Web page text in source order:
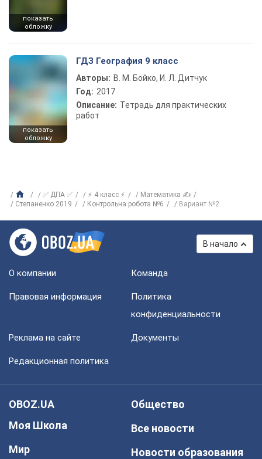
показать
обложку
показать
обложку
ГДЗ География 9 класс
Авторы: В. М. Бойко, И. Л. Дитчук
Год: 2017
Описание: Тетрадь для практических
работ
✅ ДПА ✅ ⚡ 4 класс ⚡
Математика ✍
Степаненко 2019
Контрольна робота №6 Вариант №2
В начало
О компании Команда
Правовая информация
Политика
конфиденциальности
Реклама на сайте Документы
Редакционная политика
OBOZ.UA
Моя Школа
Мир
Общество
Все новости
Новости образования